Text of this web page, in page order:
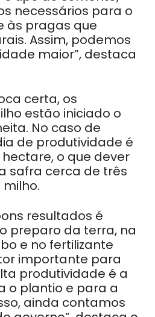
necessários para o
às pragas que
Assim, podemos
maior”, destaca
certa, os
estão iniciado o
No caso de
de produtividade é
o que dever
safra cerca de três
resultados é
preparo da terra, na
e no fertilizante
importante para
produtividade é a
o plantio e para a
ainda contamos